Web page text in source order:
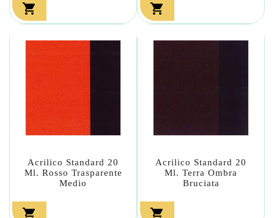
 
Acrilico Standard 20
Ml. Rosso Trasparente
Medio

Acrilico Standard 20
Ml. Terra Ombra
Bruciata
